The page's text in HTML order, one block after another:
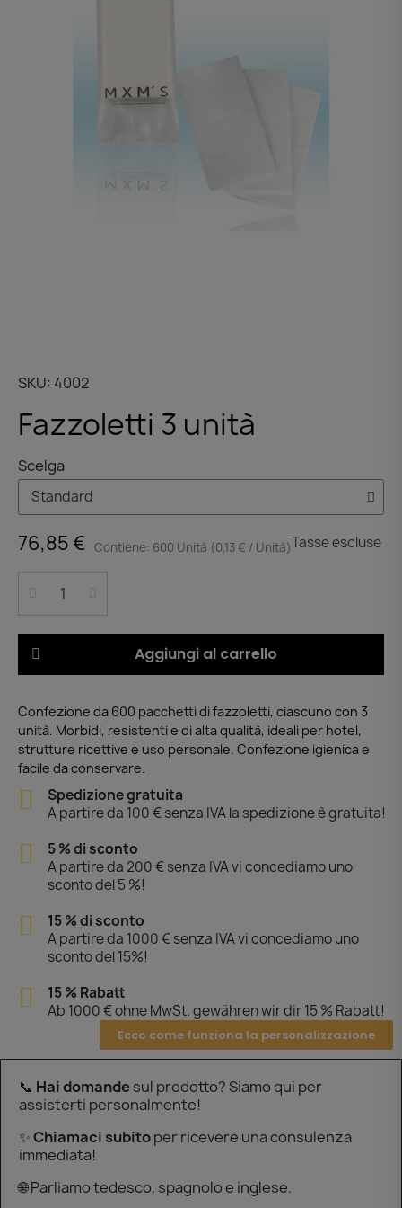
SKU 4002
Fazzoletti 3 unità
Scelga
76,85 € Contiene: 600 Unità (0,13 € / Unità)Tasse escluse
Aggiungi al carrello
Confezione da 600 pacchetti di fazzoletti, ciascuno con 3
unità. Morbidi, resistenti e di alta qualità, ideali per hotel,
strutture ricettive e uso personale. Confezione igienica e
facile da conservare.
Spedizione gratuita
A partire da 100 € senza IVA la spedizione è gratuita!
5 % di sconto
A partire da 200 € senza IVA vi concediamo uno
sconto del 5 %!
15 % di sconto
A partire da 1000 € senza IVA vi concediamo uno
sconto del 15%!
15 % Rabatt
Ab 1000 € ohne MwSt. gewähren wir dir 15 % Rabatt!
Ecco come funziona la personalizzazione
📞 Hai domandesul prodotto? Siamo qui per
assisterti personalmente!
✨Chiamaci subitoper ricevere una consulenza
immediata!
🌐 Parliamo tedesco, spagnolo e inglese.